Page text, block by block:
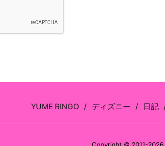
YUME RINGO ディズニー 日記